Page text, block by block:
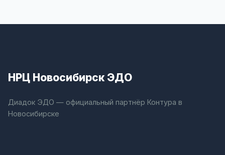
НРЦ Новосибирск ЭДО
Диадок ЭДО — официальный партнёр Контура в
Новосибирске